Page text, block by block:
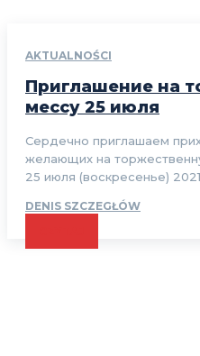
AKTUALNOŚCI
Приглашение на
мессу 25 июля
Сердечно приглашаем
желающих на
25 июля (воскресенье) 2021
DENIS SZCZEGŁÓW